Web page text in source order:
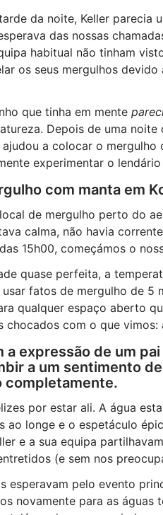
da noite, Keller parecia
das nossas
habitual não tinham
os seus mergulhos
que tinha em mente
Depois de uma
a colocar o mergulho
experimentar o
com manta em
de mergulho perto do
calma, não havia
15h00, começámos o
quase perfeita, a
fatos de mergulho de 5
qualquer espaço aberto
chocados com o que vimos:
a expressão de um
a um sentimento
completamente.
por estar ali. A água
ao longe e o espetáculo
e a sua equipa
(e sem nos
esperavam pelo evento
novamente para as águas